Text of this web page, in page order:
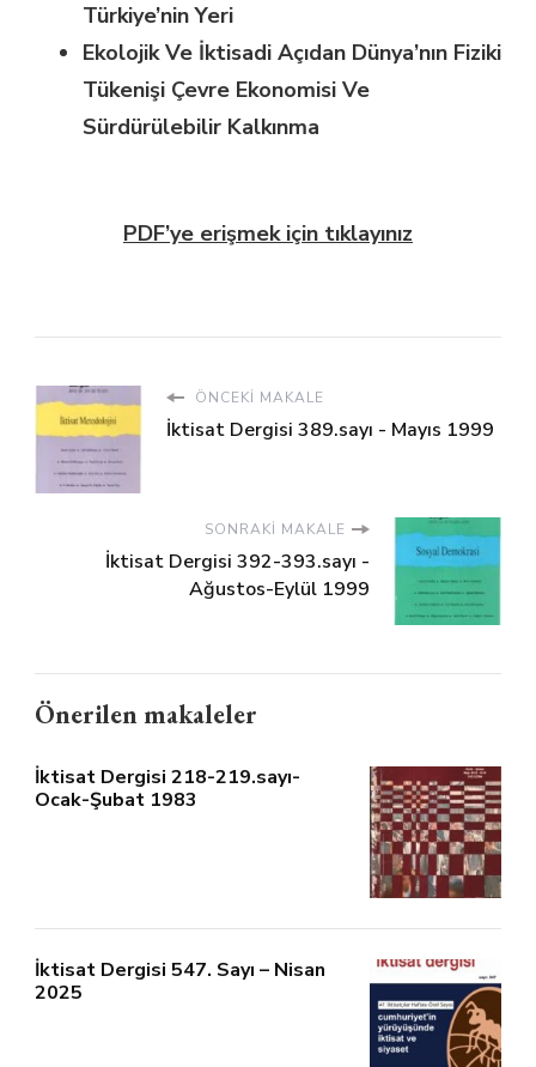
Türkiye’nin Yeri
Ekolojik Ve İktisadi Açıdan Dünya’nın Fiziki
Tükenişi Çevre Ekonomisi Ve
Sürdürülebilir Kalkınma
PDF’ye erişmek için tıklayınız
ÖNCEKI MAKALE
İktisat Dergisi 389.sayı - Mayıs 1999
SONRAKI MAKALE
İktisat Dergisi 392-393.sayı -
Ağustos-Eylül 1999
Önerilen makaleler
İktisat Dergisi 218-219.sayı-
Ocak-Şubat 1983
İktisat Dergisi 547. Sayı – Nisan
2025